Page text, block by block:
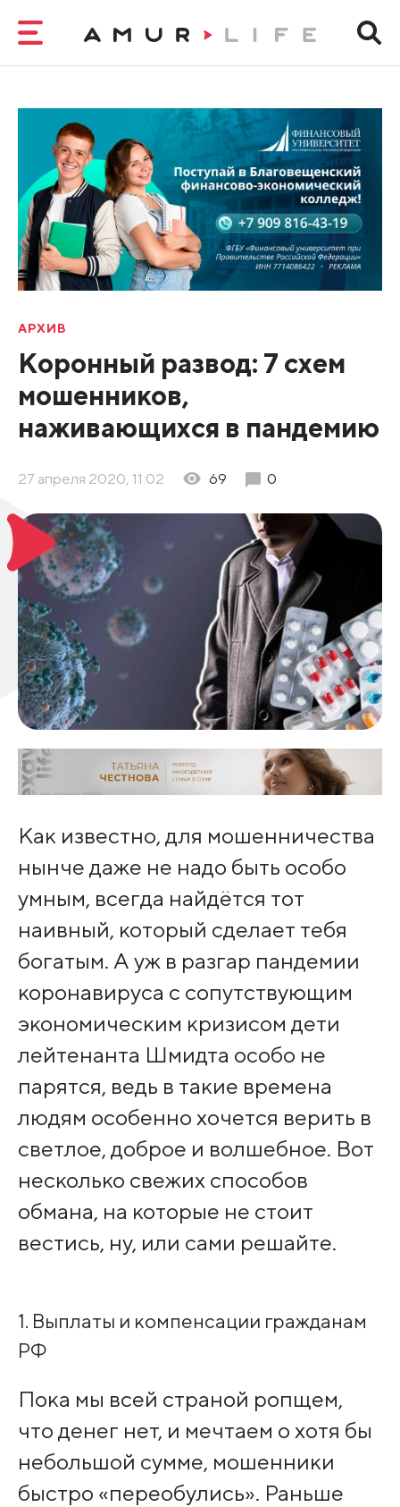
АРХИВ
Коронный развод: 7 схем
мошенников,
наживающихся в пандемию
27 апреля 2020, 11:02 69 0
Как известно, для мошенничества
нынче даже не надо быть особо
умным, всегда найдётся тот
наивный, который сделает тебя
богатым. А уж в разгар пандемии
коронавируса с сопутствующим
экономическим кризисом дети
лейтенанта Шмидта особо не
парятся, ведь в такие времена
людям особенно хочется верить в
светлое, доброе и волшебное. Вот
несколько свежих способов
обмана, на которые не стоит
вестись, ну, или сами решайте.
1. Выплаты и компенсации гражданам
РФ
Пока мы всей страной ропщем,
что денег нет, и мечтаем о хотя бы
небольшой сумме, мошенники
быстро «переобулись». Раньше